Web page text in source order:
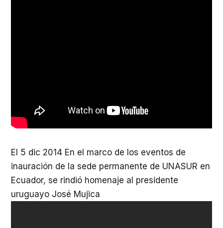
El 5 dic 2014 En el marco de los eventos de
inauración de la sede permanente de UNASUR en
Ecuador, se rindió homenaje al presidente
uruguayo José Mujica